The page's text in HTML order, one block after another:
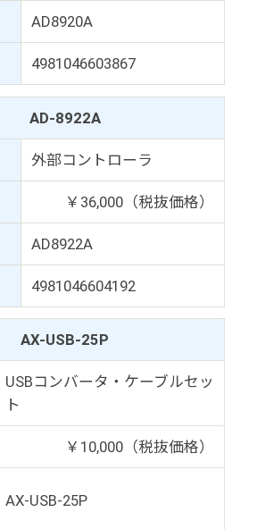
AD8920A
4981046603867
AD-8922A
外部コントローラ
￥36,000（税抜価格）
AD8922A
4981046604192
AX-USB-25P
USBコンバータ・ケーブルセッ
ト
￥10,000（税抜価格）
AX-USB-25P